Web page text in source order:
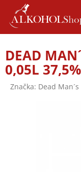
obsah
DEAD
0,05L 37,5%
Značka: Dead